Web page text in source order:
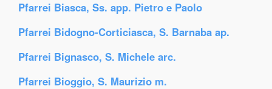
Pfarrei Biasca, Ss. app. Pietro e Paolo
Pfarrei Bidogno-Corticiasca, S. Barnaba ap.
Pfarrei Bignasco, S. Michele arc.
Pfarrei Bioggio, S. Maurizio m.